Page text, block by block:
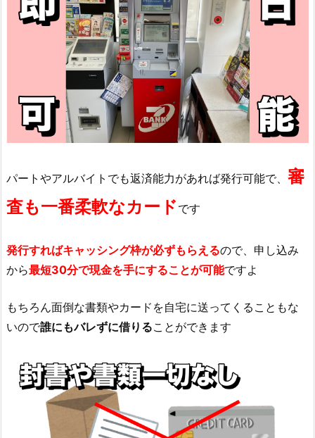
パートやアルバイトでも返済能力があれば発行可能で、 審
査も一番柔軟なカード です
発行すればキャッシング枠が必ずもらえるので、申し込み
から最短30分で現金を手にすることが可能ですよ
もちろん面倒な書類やカードを自宅に送ってくることもな
いので誰にもバレずに借りることができます